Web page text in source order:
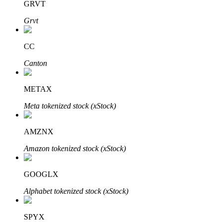
Bloqueos BTR
Inversiones exclusivas para titulares de BTR
Préstamos
GRVT
Grvt
CC
Canton
METAX
Meta tokenized stock (xStock)
AMZNX
Amazon tokenized stock (xStock)
GOOGLX
Alphabet tokenized stock (xStock)
SPYX